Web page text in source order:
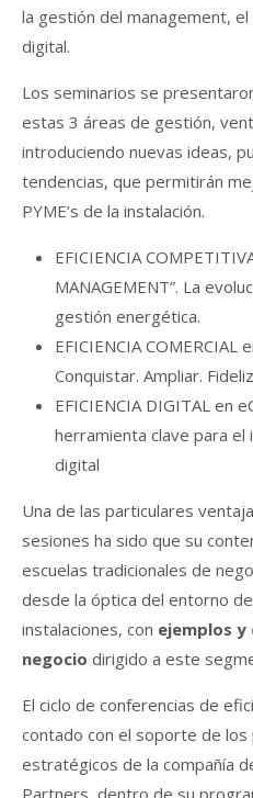
la gestión del management,
digital.
Los seminarios se
estas 3 áreas de gestión,
introduciendo nuevas ideas,
tendencias, que permitirán
PYME’s de la instalación.
EFICIENCIA
MANAGEMENT”. La
gestión energética.
EFICIENCIA COMERCIAL
Conquistar. Ampliar.
EFICIENCIA DIGITAL en
herramienta clave para el
digital
Una de las particulares
sesiones ha sido que su
escuelas tradicionales de
desde la óptica del entorno
instalaciones, con ejemplos
negocio dirigido a este
El ciclo de conferencias de
contado con el soporte de los
estratégicos de la compañía
Partners, dentro de su